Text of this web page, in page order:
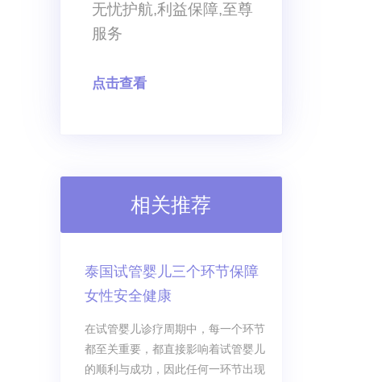
无忧护航,利益保障,至尊
服务
点击查看
相关推荐
泰国试管婴儿三个环节保障
女性安全健康
在试管婴儿诊疗周期中，每一个环节
都至关重要，都直接影响着试管婴儿
的顺利与成功，因此任何一环节出现